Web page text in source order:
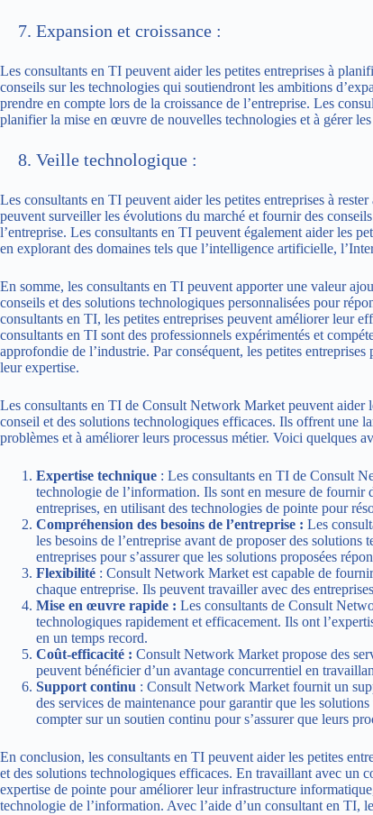
Expansion et croissance :
Les consultants en TI peuvent aider les petites entreprises à
conseils sur les technologies qui soutiendront les ambitions
prendre en compte lors de la croissance de l’entreprise. Les
planifier la mise en œuvre de nouvelles technologies et à gérer les
Veille technologique :
Les consultants en TI peuvent aider les petites entreprises à
peuvent surveiller les évolutions du marché et fournir des
l’entreprise. Les consultants en TI peuvent également aider les
en explorant des domaines tels que l’intelligence artificielle,
En somme, les consultants en TI peuvent apporter une valeur
conseils et des solutions technologiques personnalisées pour
consultants en TI, les petites entreprises peuvent améliorer leur
consultants en TI sont des professionnels expérimentés et
approfondie de l’industrie. Par conséquent, les petites
leur expertise.
Les consultants en TI de Consult Network Market peuvent aider
conseil et des solutions technologiques efficaces. Ils offrent une
problèmes et à améliorer leurs processus métier. Voici quelques
Expertise technique : Les consultants en TI de Consult
technologie de l’information. Ils sont en mesure de fournir
entreprises, en utilisant des technologies de pointe pour
Compréhension des besoins de l’entreprise : Les
les besoins de l’entreprise avant de proposer des
entreprises pour s’assurer que les solutions proposées
Flexibilité : Consult Network Market est capable de
chaque entreprise. Ils peuvent travailler avec des
Mise en œuvre rapide : Les consultants de Consult
technologiques rapidement et efficacement. Ils ont
en un temps record.
Coût-efficacité : Consult Network Market propose des
peuvent bénéficier d’un avantage concurrentiel en
Support continu : Consult Network Market fournit un
des services de maintenance pour garantir que les
compter sur un soutien continu pour s’assurer que leurs
En conclusion, les consultants en TI peuvent aider les petites
et des solutions technologiques efficaces. En travaillant avec un
expertise de pointe pour améliorer leur infrastructure
technologie de l’information. Avec l’aide d’un consultant en TI,